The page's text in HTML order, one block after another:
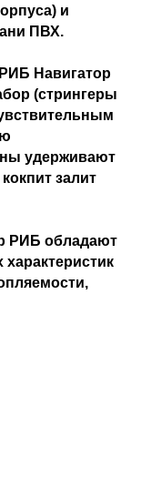
и
ПВХ.
Навигатор
(стрингеры
удерживают
залит
РИБ обладают